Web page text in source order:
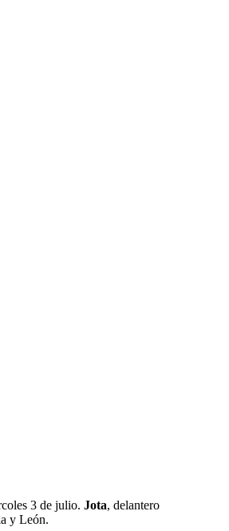
3 de julio. Jota, delantero
y León.